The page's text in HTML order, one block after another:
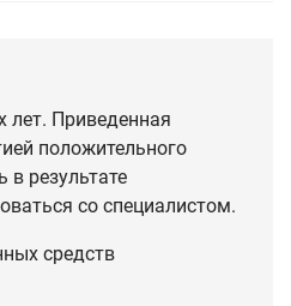
лет. Приведенная
положительного
результате
со специалистом.
средств